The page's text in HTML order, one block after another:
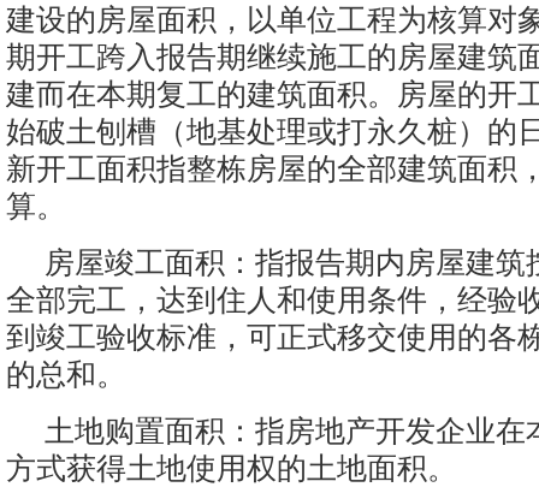
建设的房屋面积，以单位工程为核算对
期开工跨入报告期继续施工的房屋建筑
建而在本期复工的建筑面积。房屋的开
始破土刨槽（地基处理或打永久桩）的
新开工面积指整栋房屋的全部建筑面积
算。
房屋竣工面积：指报告期内房屋建筑
全部完工，达到住人和使用条件，经验
到竣工验收标准，可正式移交使用的各
的总和。
土地购置面积：指房地产开发企业在
方式获得土地使用权的土地面积。